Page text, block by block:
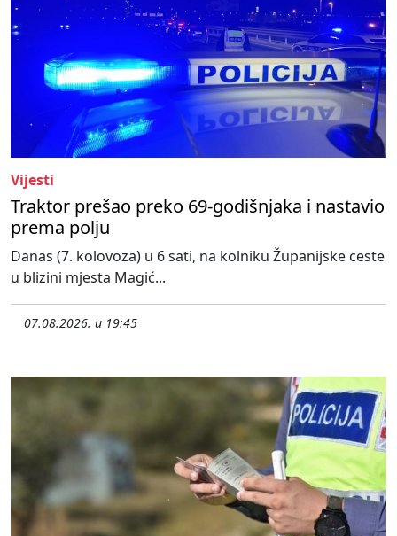
Vijesti
Traktor prešao preko 69-godišnjaka i nastavio
prema polju
Danas (7. kolovoza) u 6 sati, na kolniku Županijske ceste
u blizini mjesta Magić...
07.08.2026. u 19:45